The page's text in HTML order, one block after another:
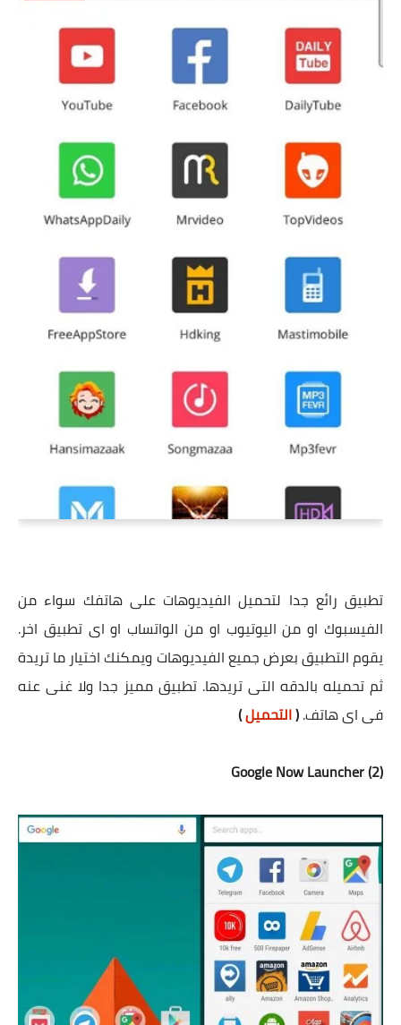
تطبيق رائع جدا لتحميل الفيديوهات على هاتفك سواء من
الفيسبوك او من اليوتيوب او من الواتساب او اى تطبيق اخر.
يقوم التطبيق بعرض جميع الفيديوهات ويمكنك اختيار ما تريدة
ثم تحميله بالدقه التى تريدها. تطبيق مميز جدا ولا غنى عنه
فى اى هاتف.(التحميل)
(2) Google Now Launcher